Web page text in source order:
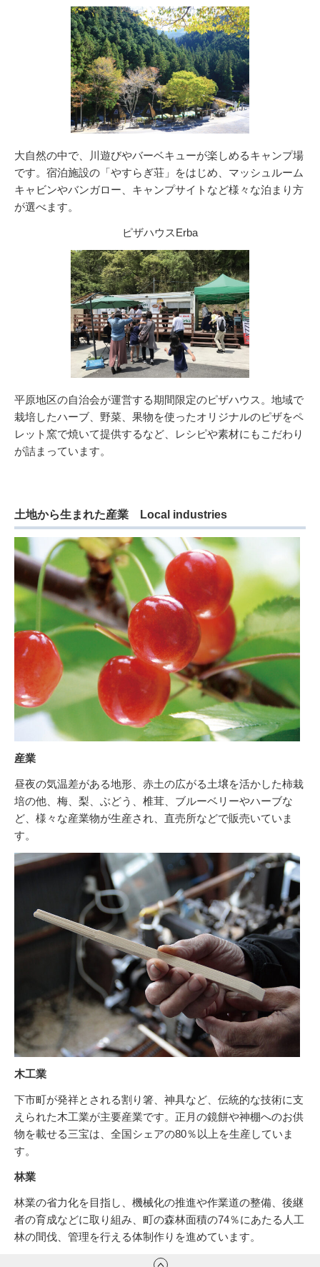
大自然の中で、川遊びやバーベキューが楽しめるキャンプ場
です。宿泊施設の「やすらぎ荘」をはじめ、マッシュルーム
キャビンやバンガロー、キャンプサイトなど様々な泊まり方
が選べます。
ピザハウスErba
平原地区の自治会が運営する期間限定のピザハウス。地域で
栽培したハーブ、野菜、果物を使ったオリジナルのピザをペ
レット窯で焼いて提供するなど、レシピや素材にもこだわり
が詰まっています。
土地から生まれた産業 Local industries
産業
昼夜の気温差がある地形、赤土の広がる土壌を活かした柿栽
培の他、梅、梨、ぶどう、椎茸、ブルーベリーやハーブな
ど、様々な産業物が生産され、直売所などで販売いていま
す。
木工業
下市町が発祥とされる割り箸、神具など、伝統的な技術に支
えられた木工業が主要産業です。正月の鏡餅や神棚へのお供
物を載せる三宝は、全国シェアの80％以上を生産していま
す。
林業
林業の省力化を目指し、機械化の推進や作業道の整備、後継
者の育成などに取り組み、町の森林面積の74％にあたる人工
林の間伐、管理を行える体制作りを進めています。